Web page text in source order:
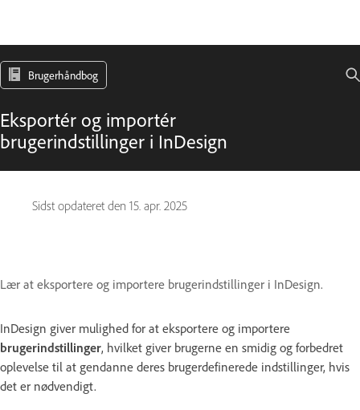
Brugerhåndbog
Eksportér og importér
brugerindstillinger i InDesign
Sidst opdateret den 15. apr. 2025
Lær at eksportere og importere brugerindstillinger i InDesign.
InDesign giver mulighed for at eksportere og importere
brugerindstillinger, hvilket giver brugerne en smidig og forbedret
oplevelse til at gendanne deres brugerdefinerede indstillinger, hvis
det er nødvendigt.